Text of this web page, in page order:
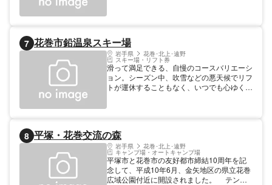
「イーハトーブ風景地」の一つに指定されて
います。 ここ十数年は、河川管理が進んだ
ために、川の水位が下がった時にしか泥岩層
が見られなくなりました。 【規模】延
長/100m
7 花巻市鉛温泉スキー場
岩手県 花巻･北上･遠野
スキー場・リフト券
滑って満足できる、自慢のコースバリエーシ
ョン。シーズン中、吹雪などの悪天候でリフ
トが運休することもなく、いつでも心ゆくま
8 平塚・花巻交流の森
岩手県 花巻･北上･遠野
キャンプ場・オートキャンプ場
平塚市と花巻市の友好都市締結10周年を記
念して、平成10年6月、金矢地区の県立花巻
広域公園付近に開設されました。 テント